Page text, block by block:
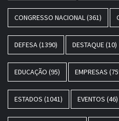
CONGRESSO NACIONAL(361)
DEFESA(1390) DESTAQUE(10)
EDUCAÇÃO (95) EMPRESAS
ESTADOS (1041) EVENTOS (46)